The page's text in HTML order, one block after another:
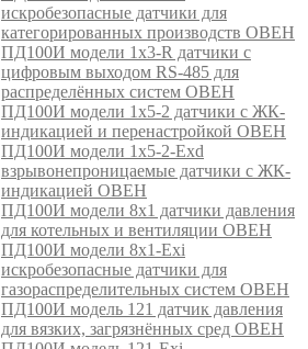
искробезопасные датчики для
категорированных производств ОВЕН
ПД100И модели 1х3-R датчики с
цифровым выходом RS-485 для
распределённых систем ОВЕН
ПД100И модели 1х5-2 датчики с ЖК-
индикацией и перенастройкой ОВЕН
ПД100И модели 1х5-2-Exd
взрывонепроницаемые датчики с ЖК-
индикацией ОВЕН
ПД100И модели 8х1 датчики давления
для котельных и вентиляции ОВЕН
ПД100И модели 8х1-Exi
искробезопасные датчики для
газораспределительных систем ОВЕН
ПД100И модель 121 датчик давления
для вязких, загрязнённых сред ОВЕН